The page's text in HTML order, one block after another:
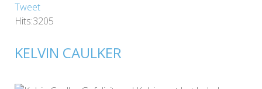
Tweet
Hits:3205
KELVIN CAULKER